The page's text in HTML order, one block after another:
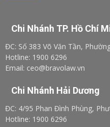
Chi Nhánh TP. Hồ Chí
ĐC: Số 383 Võ Văn Tần,
Hotline: 1900 6296
Email: ceo@bravolaw.vn
Chi Nhánh Hải Dương
ĐC: 4/95 Phan Đình Phùng,
Hotline: 1900 6296